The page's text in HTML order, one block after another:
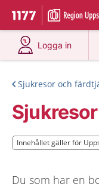
Till startsidan för
Du har valt
Logga in
på 1177.se
Sjukresor och
Innehållet gäller för
Innehållet gäller för
Du som har en